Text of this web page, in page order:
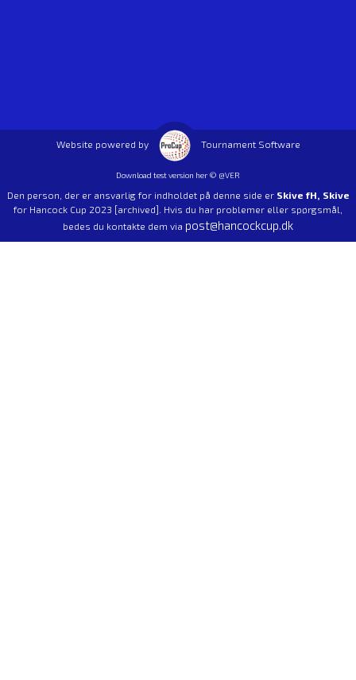
Website powered by Tournament Software
Download test version her © @VER
Den person, der er ansvarlig for indholdet på denne side er Skive fH, Skive
for Hancock Cup 2023 [archived]. Hvis du har problemer eller spørgsmål,
bedes du kontakte dem via post@hancockcup.dk